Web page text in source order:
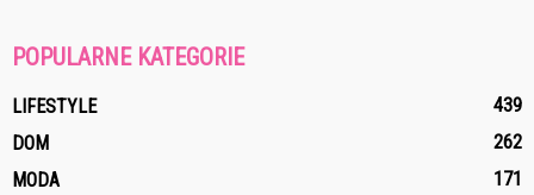
POPULARNE KATEGORIE
LIFESTYLE
439
DOM
262
MODA
171